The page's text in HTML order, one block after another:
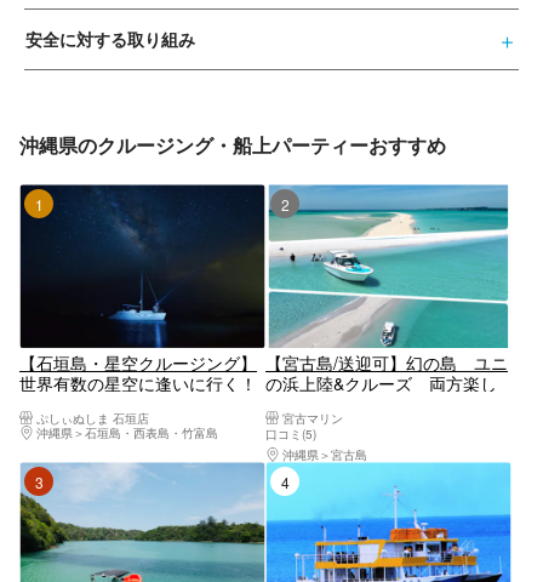
安全に対する取り組み
沖縄県のクルージング・船上パーティーおすすめ
1位
【石垣島・星空クルージング】
世界有数の星空に逢いに行く！
る満天の星空＜星空ガイド・三
線生ライブ付／1ドリンク付／
市街地送迎無料＞
ぷしぃぬしま 石垣店
沖縄県
石垣島・西表島・竹富島
2位
【宮古島/送迎可】幻の島 ユニ
の浜上陸&クルーズ 両方楽し
雅にリゾート気分◎個トイレ、
冷房完備！お子様割有り 送迎
車までも豪華！
宮古マリン
口コミ(5)
沖縄県
宮古島